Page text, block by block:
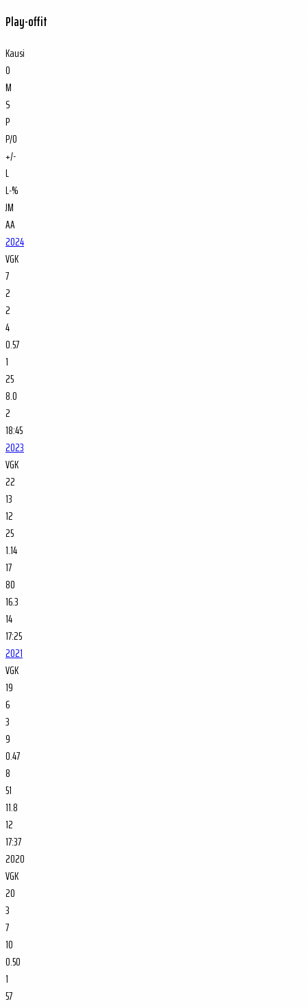
Play-offit
Kausi
O
M
S
P
P/O
+/-
L
L-%
JM
AA
2024
VGK
7
2
2
4
0.57
1
25
8.0
2
18:45
2023
VGK
22
13
12
25
1.14
17
80
16.3
14
17:25
2021
VGK
19
6
3
9
0.47
8
51
11.8
12
17:37
2020
VGK
20
3
7
10
0.50
1
57